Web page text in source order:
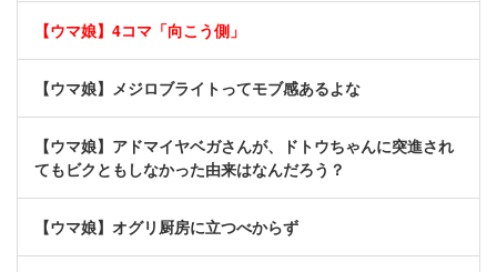
【ウマ娘】4コマ「向こう側」
【ウマ娘】メジロブライトってモブ感あるよな
【ウマ娘】アドマイヤベガさんが、ドトウちゃんに突進され
てもビクともしなかった由来はなんだろう？
【ウマ娘】オグリ厨房に立つべからず